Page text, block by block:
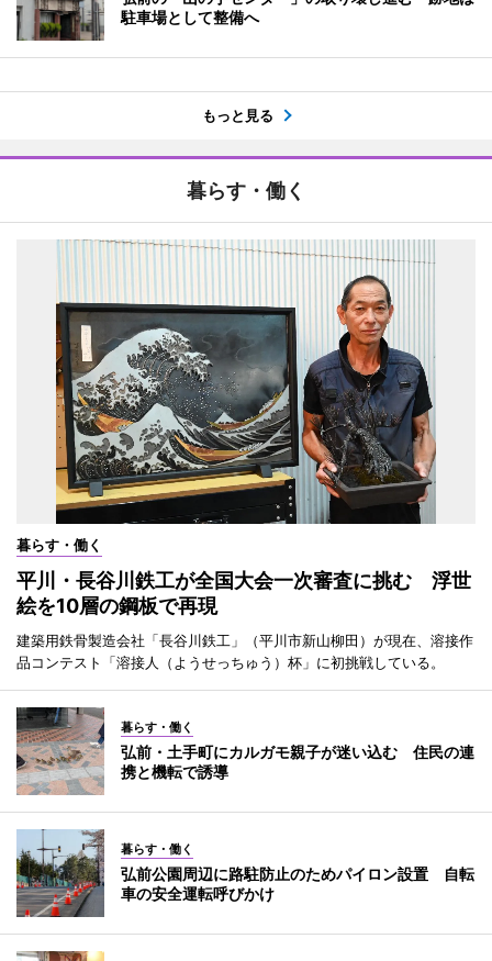
駐車場として整備へ
もっと見る
暮らす・働く
暮らす・働く
平川・長谷川鉄工が全国大会一次審査に挑む 浮世
絵を10層の鋼板で再現
建築用鉄骨製造会社「長谷川鉄工」（平川市新山柳田）が現在、溶接作
品コンテスト「溶接人（ようせっちゅう）杯」に初挑戦している。
暮らす・働く
弘前・土手町にカルガモ親子が迷い込む 住民の連
携と機転で誘導
暮らす・働く
弘前公園周辺に路駐防止のためパイロン設置 自転
車の安全運転呼びかけ